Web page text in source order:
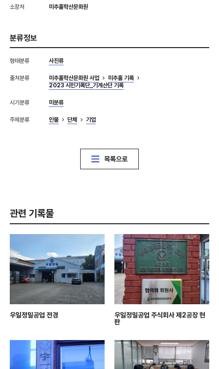
소장처 미추홀학산문화원
분류정보
형태분류 사진류
출처분류 미추홀학산문화원 사업
미추홀 기록
2023 시민기록단_기계산단 기록
시기분류 미분류
주제분류 인물 단체 기업
목록으로
관련 기록물
우일정밀공업 전경
우일정밀공업 주식회사 제2공장 현
판